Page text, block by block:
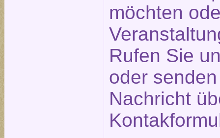
möchten
Rufen Sie
oder
Nachricht